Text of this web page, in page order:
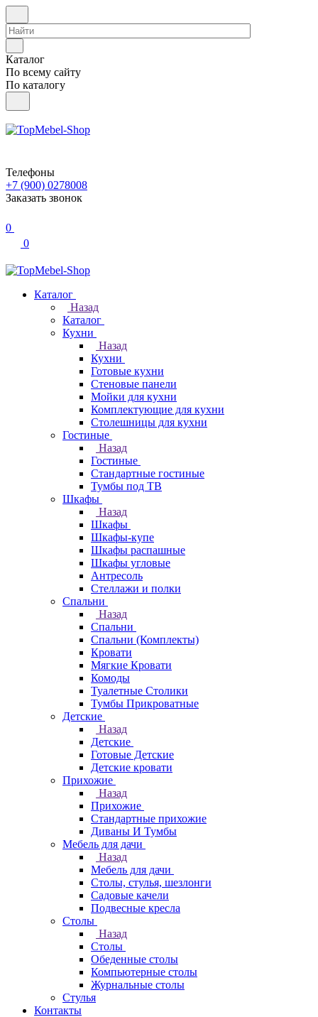
Каталог
По всему сайту
По каталогу
Телефоны
+7 (900) 0278008
Заказать звонок
0
0
Каталог
Назад
Каталог
Кухни
Назад
Кухни
Готовые кухни
Стеновые панели
Мойки для кухни
Комплектующие для кухни
Столешницы для кухни
Гостиные
Назад
Гостиные
Стандартные гостиные
Тумбы под ТВ
Шкафы
Назад
Шкафы
Шкафы-купе
Шкафы распашные
Шкафы угловые
Антресоль
Стеллажи и полки
Спальни
Назад
Спальни
Спальни (Комплекты)
Кровати
Мягкие Кровати
Комоды
Туалетные Столики
Тумбы Прикроватные
Детские
Назад
Детские
Готовые Детские
Детские кровати
Прихожие
Назад
Прихожие
Стандартные прихожие
Диваны И Тумбы
Мебель для дачи
Назад
Мебель для дачи
Столы, стулья, шезлонги
Садовые качели
Подвесные кресла
Столы
Назад
Столы
Обеденные столы
Компьютерные столы
Журнальные столы
Стулья
Контакты